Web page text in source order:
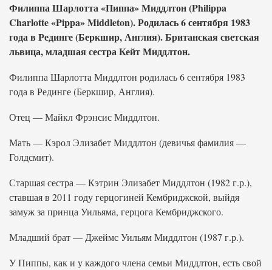
Филиппа Шарлотта «Пиппа» Миддлтон (Philippa
Charlotte «Pippa» Middleton). Родилась 6 сентября 1983
года в Рединге (Беркшир, Англия). Британская светская
львица, младшая сестра Кейт Миддлтон.
Филиппа Шарлотта Миддлтон родилась 6 сентября 1983
года в Рединге (Беркшир, Англия).
Отец — Майкл Фрэнсис Миддлтон.
Мать — Кэрол Элизабет Миддлтон (девичья фамилия —
Голдсмит).
Старшая сестра — Кэтрин Элизабет Миддлтон (1982 г.р.),
ставшая в 2011 году герцогиней Кембриджской, выйдя
замуж за принца Уильяма, герцога Кембриджского.
Младший брат — Джеймс Уильям Миддлтон (1987 г.р.).
У Пиппы, как и у каждого члена семьи Миддлтон, есть свой